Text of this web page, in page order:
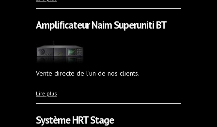
Amplificateur Naim Superuniti BT
Vente directe de l'un de nos clients.
Lire plus
Système HRT Stage